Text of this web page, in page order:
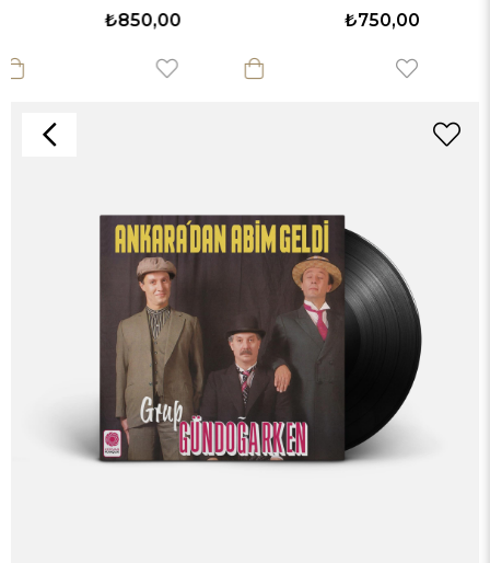
₺850,00 ₺750,00